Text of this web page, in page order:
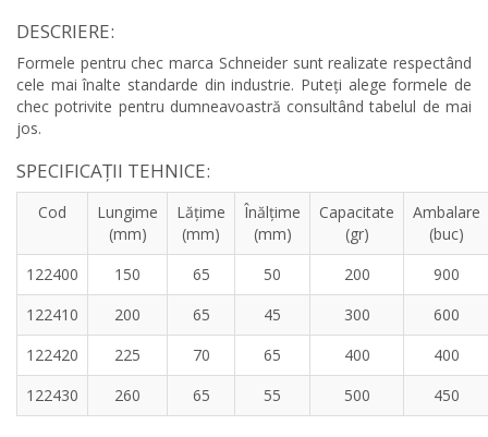
DESCRIERE:
Formele pentru chec marca Schneider sunt realizate respectând
cele mai înalte standarde din industrie. Puteți alege formele de
chec potrivite pentru dumneavoastră consultând tabelul de mai
jos.
SPECIFICAȚII TEHNICE:
Cod
Lungime
(mm)
Lățime
(mm)
Înălțime
(mm)
Capacitate
(gr)
Ambalare
(buc)
122400
150 65 50 200
900
122410
200 65 45 300
600
122420
225 70 65 400
400
122430
260 65 55 500 450